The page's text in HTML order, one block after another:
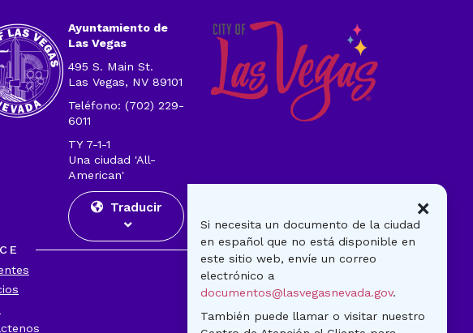
Ayuntamiento de
Las Vegas
495 S. Main St.
Las Vegas, NV 89101
Teléfono: (702) 229-
6011
TY 7-1-1
Una ciudad 'All-
American'
Traducir
Visitantes
Gobierno
Noticias
Si necesita un documento de la ciudad
en español que no está disponible en
este sitio web, envíe un correo
electrónico a
documentos@lasvegasnevada.gov.
También puede llamar o visitar nuestro
×